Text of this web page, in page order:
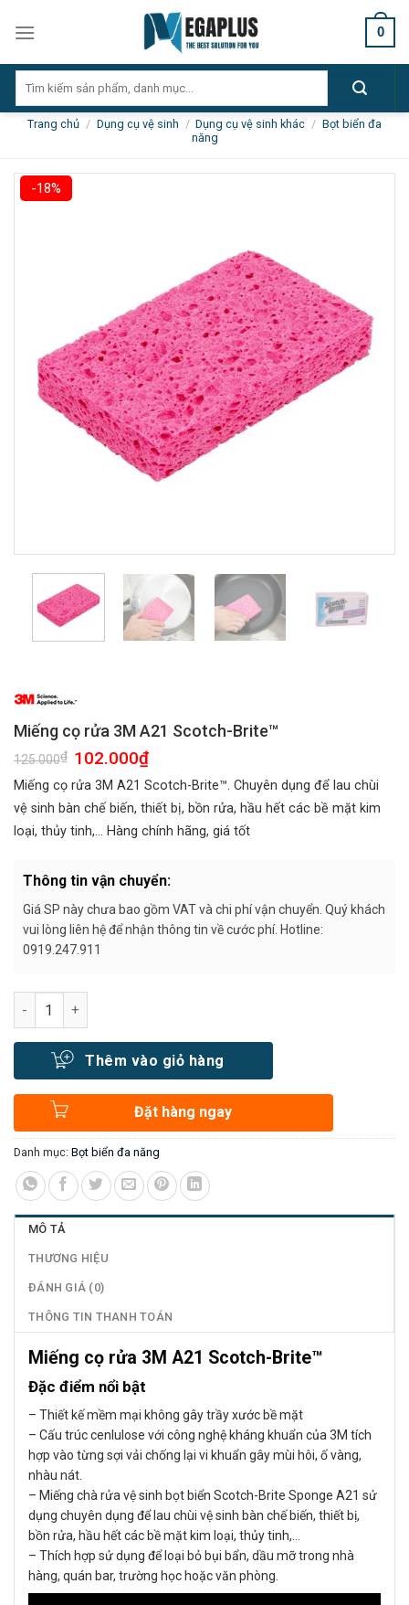
0
kiếm:
Trang chủ / Dụng cụ vệ sinh / Dụng cụ vệ sinh khác / Bọt biển đa
năng
-18%
Miếng cọ rửa 3M A21 Scotch-Brite™
125.000₫ Giá
gốc
là:
125.000₫.
102.000₫Giá
tại
là:
102.000₫.
Miếng cọ rửa 3M A21 Scotch-Brite™. Chuyên dụng để lau chùi
vệ sinh bàn chế biến, thiết bị, bồn rửa, hầu hết các bề mặt kim
loại, thủy tinh,… Hàng chính hãng, giá tốt
Thông tin vận chuyển:
Giá SP này chưa bao gồm VAT và chi phí vận chuyển. Quý khách
vui lòng liên hệ để nhận thông tin về cước phí. Hotline:
0919.247.911
Số lượng
Thêm vào giỏ hàng
Đặt hàng ngay
Danh mục: Bọt biển đa năng
MÔ TẢ
THƯƠNG HIỆU
ĐÁNH GIÁ (0)
THÔNG TIN THANH TOÁN
Miếng cọ rửa 3M A21 Scotch-Brite™
Đặc điểm nổi bật
– Thiết kế mềm mại không gây trầy xước bề mặt
– Cấu trúc cenlulose với công nghệ kháng khuẩn của 3M tích
hợp vào từng sợi vải chống lại vi khuẩn gây mùi hôi, ố vàng,
nhàu nát.
– Miếng chà rửa vệ sinh bọt biển Scotch-Brite Sponge A21 sử
dụng chuyên dụng để lau chùi vệ sinh bàn chế biến, thiết bị,
bồn rửa, hầu hết các bề mặt kim loại, thủy tinh,…
– Thích hợp sử dụng để loại bỏ bụi bẩn, dầu mỡ trong nhà
hàng, quán bar, trường học hoặc văn phòng.